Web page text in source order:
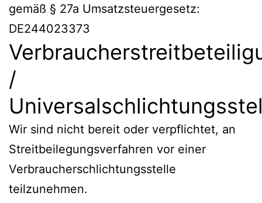
gemäß § 27a Umsatzsteuergesetz:
DE244023373
/
Wir sind nicht bereit oder verpflichtet, an
Streitbeilegungsverfahren vor einer
Verbraucherschlichtungsstelle
teilzunehmen.